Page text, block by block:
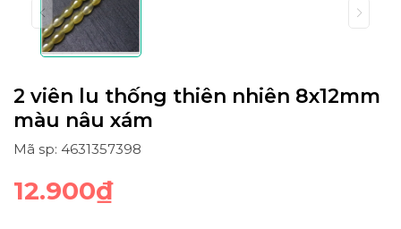
2 viên lu thống thiên nhiên 8x12mm
màu nâu xám
Mã sp: 4631357398
12.900₫